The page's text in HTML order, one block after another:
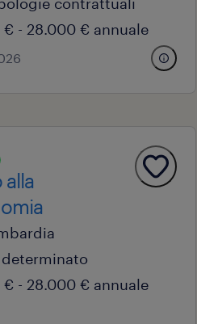
€ - 28.000 € annuale
€ - 28.000 € annuale